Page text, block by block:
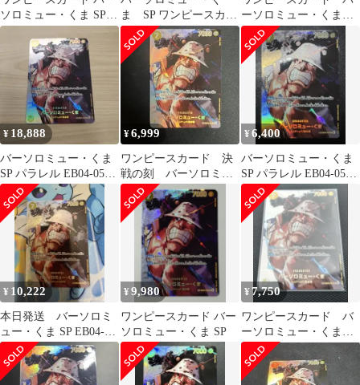
ソロミュー・くま SP
決戦の刻
ま SP ワンピースカー
ド 決戦の刻 OP-16
ーソロミュー・くま
SP
¥ 18,888
バーソロミュー・くま
SP パラレル EB04-054
決戦の刻
¥6,999
ワンピースカード 決
戦の刻 バーソロミュ
ー・くま SP EB04-054
¥6,400
バーソロミュー・くま
SP パラレル EB04-054
決戦の刻
¥ 10,222
本日発送 バーソロミ
ュー・くま SP EB04-
054
¥9,980
ワンピースカード バー
ソロミュー・くま SP
¥ 7,750
ワンピースカード バ
ーソロミュー・くま
SP